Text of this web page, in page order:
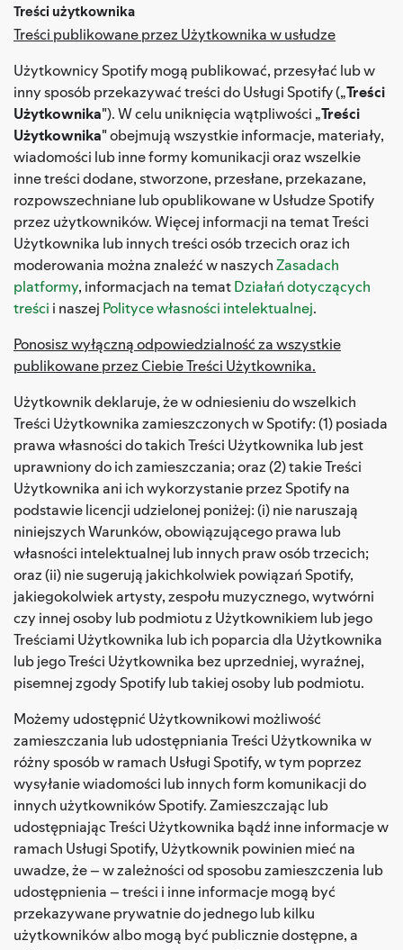
Treści użytkownika
Treści publikowane przez Użytkownika w usłudze
Użytkownicy Spotify mogą publikować, przesyłać lub w
inny sposób przekazywać treści do Usługi Spotify („Treści
Użytkownika"). W celu uniknięcia wątpliwości „Treści
Użytkownika" obejmują wszystkie informacje, materiały,
wiadomości lub inne formy komunikacji oraz wszelkie
inne treści dodane, stworzone, przesłane, przekazane,
rozpowszechniane lub opublikowane w Usłudze Spotify
przez użytkowników. Więcej informacji na temat Treści
Użytkownika lub innych treści osób trzecich oraz ich
moderowania można znaleźć w naszychZasadach
platformy, informacjach na tematDziałań dotyczących
treści i naszej Polityce własności intelektualnej.
Ponosisz wyłączną odpowiedzialność za wszystkie
publikowane przez Ciebie Treści Użytkownika.
Użytkownik deklaruje, że w odniesieniu do wszelkich
Treści Użytkownika zamieszczonych w Spotify: (1) posiada
prawa własności do takich Treści Użytkownika lub jest
uprawniony do ich zamieszczania; oraz (2) takie Treści
Użytkownika ani ich wykorzystanie przez Spotify na
podstawie licencji udzielonej poniżej: (i) nie naruszają
niniejszych Warunków, obowiązującego prawa lub
własności intelektualnej lub innych praw osób trzecich;
oraz (ii) nie sugerują jakichkolwiek powiązań Spotify,
jakiegokolwiek artysty, zespołu muzycznego, wytwórni
czy innej osoby lub podmiotu z Użytkownikiem lub jego
Treściami Użytkownika lub ich poparcia dla Użytkownika
lub jego Treści Użytkownika bez uprzedniej, wyraźnej,
pisemnej zgody Spotify lub takiej osoby lub podmiotu.
Możemy udostępnić Użytkownikowi możliwość
zamieszczania lub udostępniania Treści Użytkownika w
różny sposób w ramach Usługi Spotify, w tym poprzez
wysyłanie wiadomości lub innych form komunikacji do
innych użytkowników Spotify. Zamieszczając lub
udostępniając Treści Użytkownika bądź inne informacje w
ramach Usługi Spotify, Użytkownik powinien mieć na
uwadze, że – w zależności od sposobu zamieszczenia lub
udostępnienia – treści i inne informacje mogą być
przekazywane prywatnie do jednego lub kilku
użytkowników albo mogą być publicznie dostępne, a